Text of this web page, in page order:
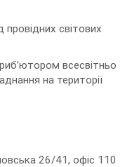
світових
всесвітньо
на території
26/41, офіс 110